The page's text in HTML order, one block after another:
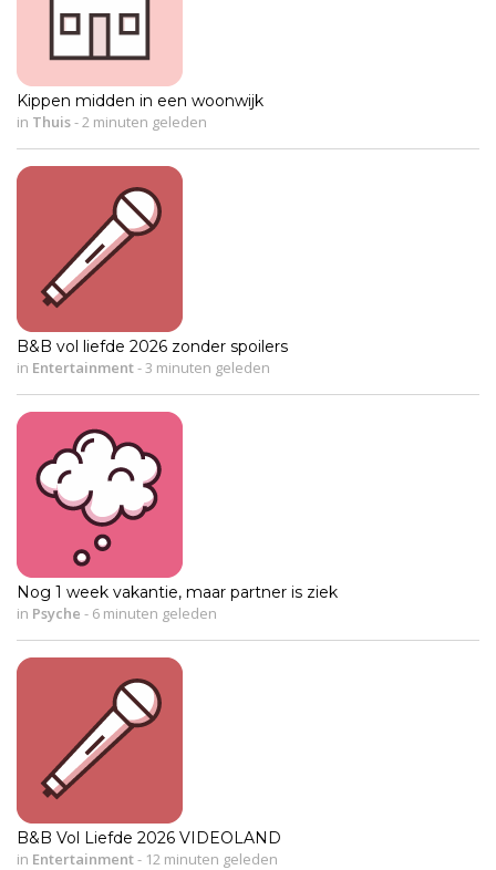
Kippen midden in een woonwijk
in Thuis- 2 minuten geleden
B&B vol liefde 2026 zonder spoilers
in Entertainment- 3 minuten geleden
Nog 1 week vakantie, maar partner is ziek
in Psyche - 6 minuten geleden
B&B Vol Liefde 2026 VIDEOLAND
in Entertainment- 12 minuten geleden